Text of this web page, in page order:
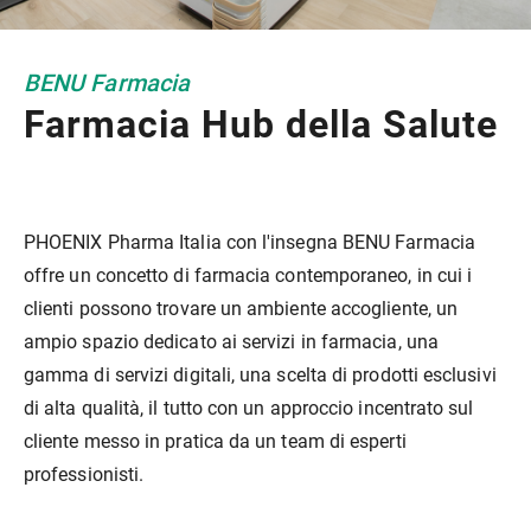
BENU Farmacia
Farmacia Hub della Salute
PHOENIX Pharma Italia con l'insegna BENU Farmacia
offre un concetto di farmacia contemporaneo, in cui i
clienti possono trovare un ambiente accogliente, un
ampio spazio dedicato ai servizi in farmacia, una
gamma di servizi digitali, una scelta di prodotti esclusivi
di alta qualità, il tutto con un approccio incentrato sul
cliente messo in pratica da un team di esperti
professionisti.